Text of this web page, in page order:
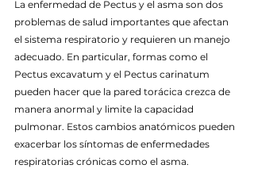
La enfermedad de Pectus y el asma son dos
problemas de salud importantes que afectan
el sistema respiratorio y requieren un manejo
adecuado. En particular, formas como el
Pectus excavatum y el Pectus carinatum
pueden hacer que la pared torácica crezca de
manera anormal y limite la capacidad
pulmonar. Estos cambios anatómicos pueden
exacerbar los síntomas de enfermedades
respiratorias crónicas como el asma.